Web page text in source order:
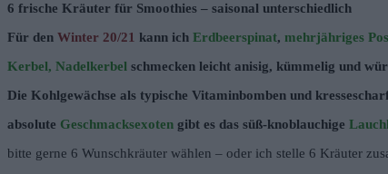
6 frische Kräuter für Smoothies – saisonal unterschiedlich
Für den Winter 20/21 kann ich Erdbeerspinat, mehrjähriges
Kerbel, Nadelkerbel schmecken leicht anisig, kümmelig und
Die Kohlgewächse als typische Vitaminbomben und
absolute Geschmacksexoten gibt es das süß-knoblauchige
bitte gerne 6 Wunschkräuter wählen – oder ich stelle 6 Kräuter